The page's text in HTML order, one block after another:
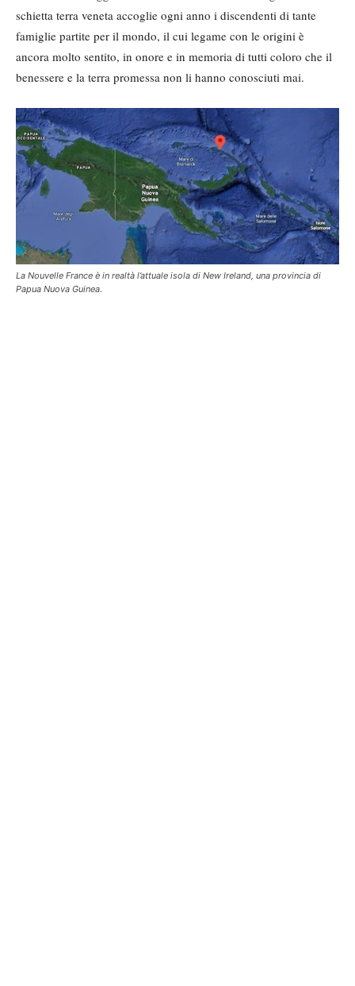
schietta terra veneta accoglie ogni anno i discendenti di tante
famiglie partite per il mondo, il cui legame con le origini è
ancora molto sentito, in onore e in memoria di tutti coloro che il
benessere e la terra promessa non li hanno conosciuti mai.
La Nouvelle France è in realtà l’attuale isola di New Ireland, una provincia di
Papua Nuova Guinea.